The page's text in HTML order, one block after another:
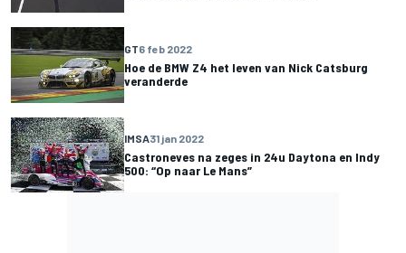
GT6 feb 2022
Hoe de BMW Z4 het leven van Nick Catsburg
veranderde
IMSA31 jan 2022
Castroneves na zeges in 24u Daytona en Indy
500: “Op naar Le Mans”